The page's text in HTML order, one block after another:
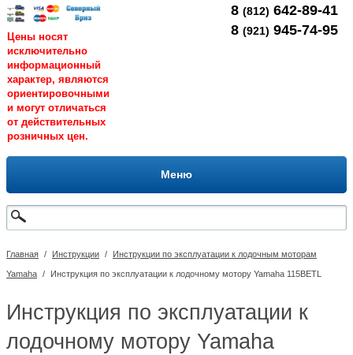
Цены носят
исключительно
информационный
характер, являются
ориентировочными
и могут отличаться
от действительных
розничных цен.
8 (812) 642-89-41
8 (921) 945-74-95
Меню
Главная / Инструкции / Инструкции по эксплуатации к лодочным моторам
Yamaha / Инструкция по эксплуатации к лодочному мотору Yamaha 115BETL
Инструкция по эксплуатации к
лодочному мотору Yamaha